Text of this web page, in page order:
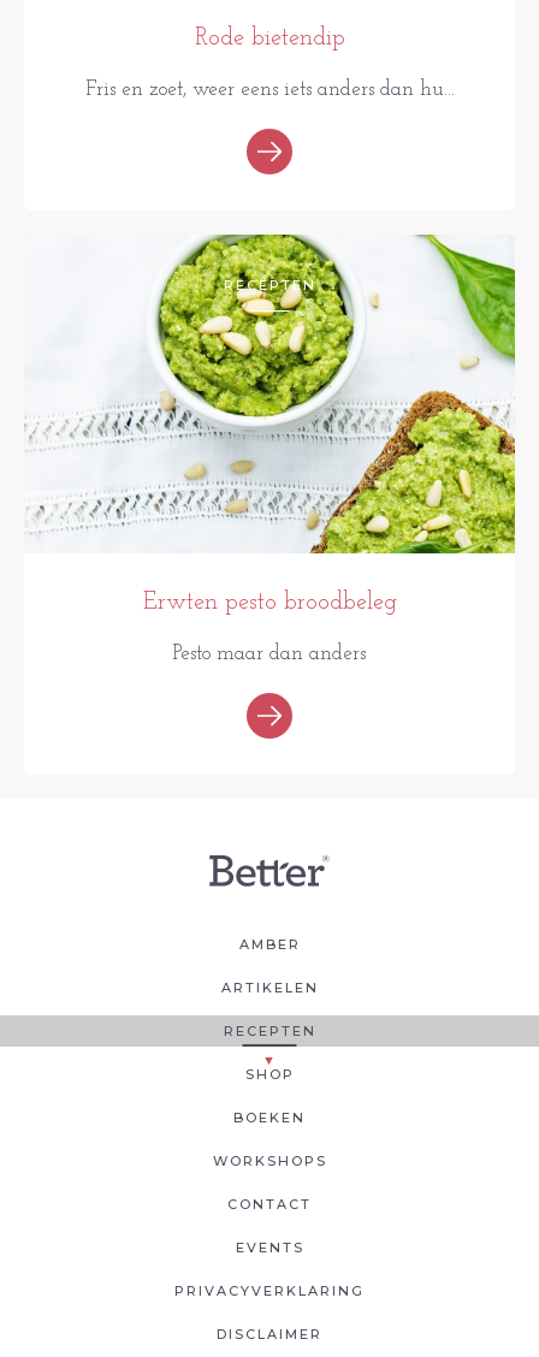
Rode bietendip
Fris en zoet, weer eens iets anders dan hu...
RECEPTEN
Erwten pesto broodbeleg
Pesto maar dan anders
AMBER
ARTIKELEN
RECEPTEN
SHOP
BOEKEN
WORKSHOPS
CONTACT
EVENTS
PRIVACYVERKLARING
DISCLAIMER